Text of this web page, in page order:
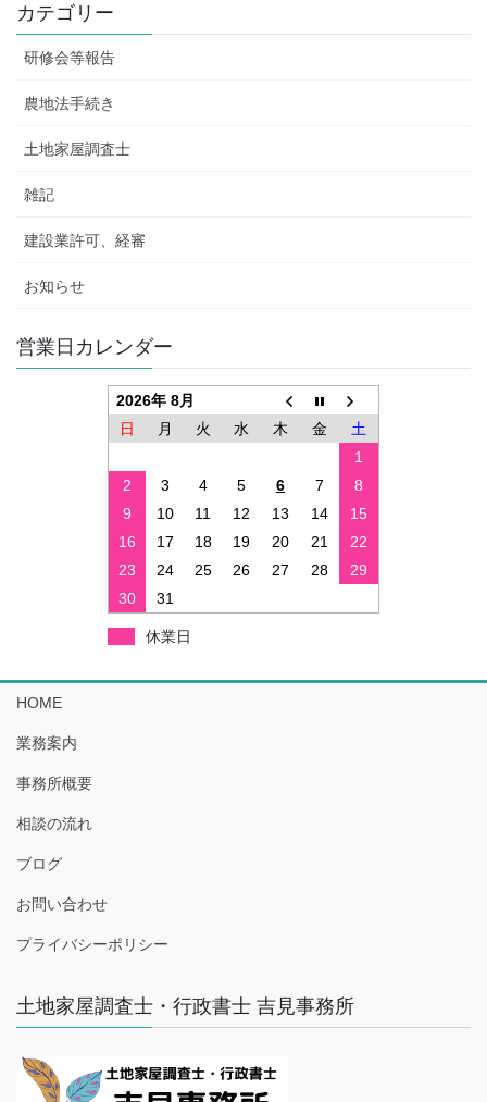
カテゴリー
研修会等報告
農地法手続き
土地家屋調査士
雑記
建設業許可、経審
お知らせ
営業日カレンダー
2026年 8月
日
月 火 水 木 金
土
1
2
3 4 5 6 7
8
9
10 11 12 13 14
15
16
17 18 19 20 21
22
23
24 25 26 27 28
29
30
31
休業日
HOME
業務案内
事務所概要
相談の流れ
ブログ
お問い合わせ
プライバシーポリシー
土地家屋調査士・行政書士 吉見事務所